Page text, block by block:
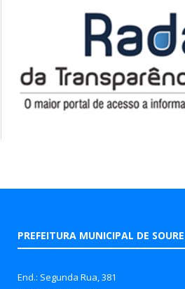
PREFEITURA MUNICIPAL DE SOURE
End.: Segunda Rua, 381